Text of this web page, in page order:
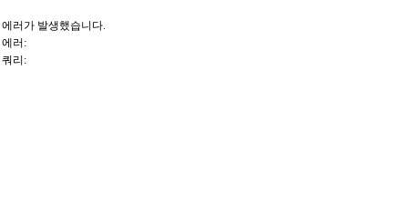
에러가 발생했습니다.
에러:
쿼리: